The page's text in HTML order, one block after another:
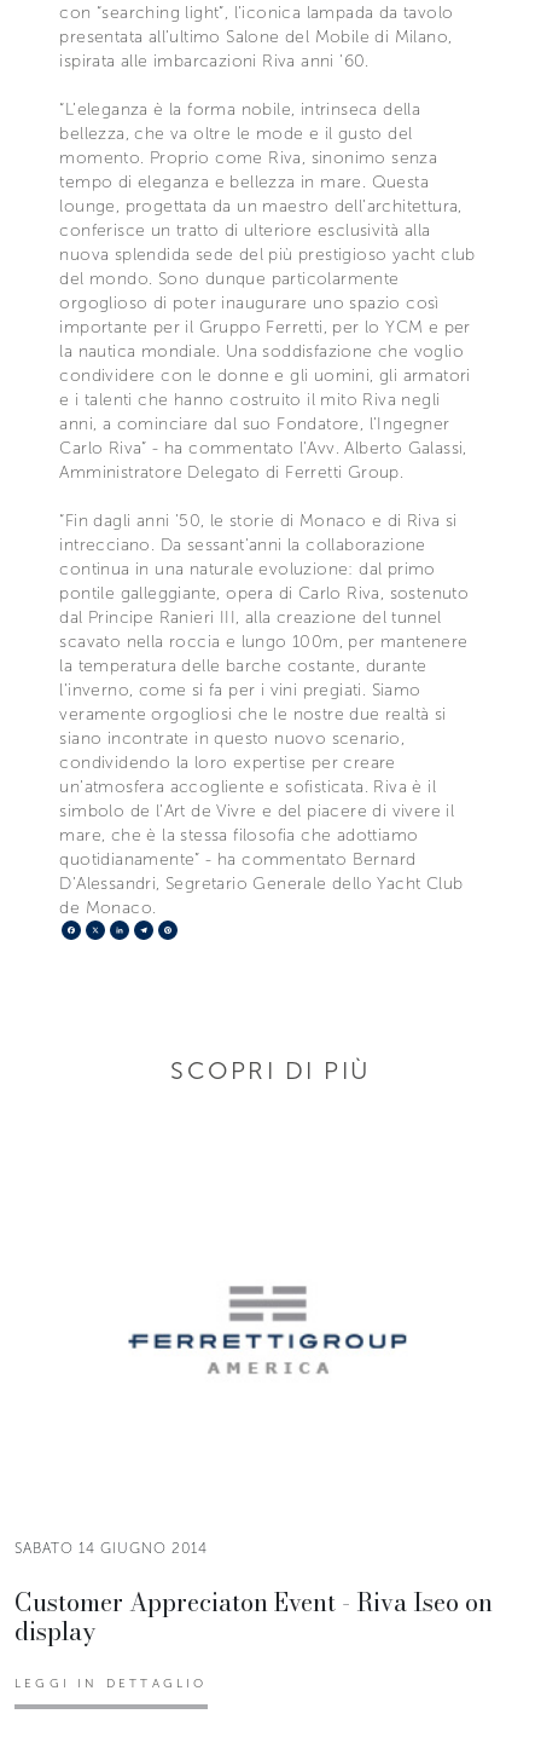
con “searching light”, l’iconica lampada da tavolo
presentata all’ultimo Salone del Mobile di Milano,
ispirata alle imbarcazioni Riva anni ’60.
“L’eleganza è la forma nobile, intrinseca della
bellezza, che va oltre le mode e il gusto del
momento. Proprio come Riva, sinonimo senza
tempo di eleganza e bellezza in mare. Questa
lounge, progettata da un maestro dell’architettura,
conferisce un tratto di ulteriore esclusività alla
nuova splendida sede del più prestigioso yacht club
del mondo. Sono dunque particolarmente
orgoglioso di poter inaugurare uno spazio così
importante per il Gruppo Ferretti, per lo YCM e per
la nautica mondiale. Una soddisfazione che voglio
condividere con le donne e gli uomini, gli armatori
e i talenti che hanno costruito il mito Riva negli
anni, a cominciare dal suo Fondatore, l’Ingegner
Carlo Riva” - ha commentato l’Avv. Alberto Galassi,
Amministratore Delegato di Ferretti Group.
“Fin dagli anni ’50, le storie di Monaco e di Riva si
intrecciano. Da sessant’anni la collaborazione
continua in una naturale evoluzione: dal primo
pontile galleggiante, opera di Carlo Riva, sostenuto
dal Principe Ranieri III, alla creazione del tunnel
scavato nella roccia e lungo 100m, per mantenere
la temperatura delle barche costante, durante
l’inverno, come si fa per i vini pregiati. Siamo
veramente orgogliosi che le nostre due realtà si
siano incontrate in questo nuovo scenario,
condividendo la loro expertise per creare
un’atmosfera accogliente e sofisticata. Riva è il
simbolo de l’Art de Vivre e del piacere di vivere il
mare, che è la stessa filosofia che adottiamo
quotidianamente” - ha commentato Bernard
D’Alessandri, Segretario Generale dello Yacht Club
de Monaco.
Facebook
X LinkedIn
Telegram
SCOPRI DI PIÙ
SABATO 14 GIUGNO 2014
Customer Appreciaton Event - Riva Iseo on
display
LEGGI IN DETTAGLIO